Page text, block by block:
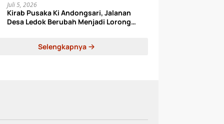
Juli 5, 2026
Kirab Pusaka Ki Andongsari, Jalanan
Desa Ledok Berubah Menjadi Lorong
Selengkapnya